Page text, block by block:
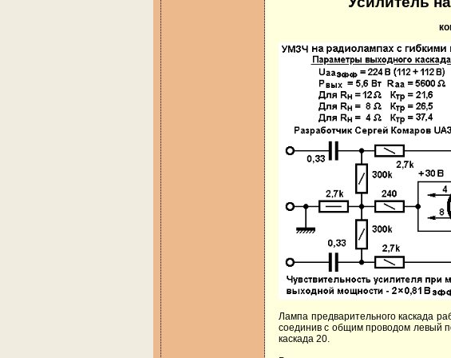
Лампа предварительного каскада
соединив с общим проводом левый
каскада 20.